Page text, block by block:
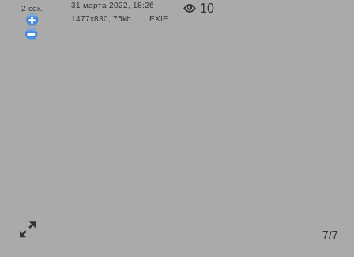
2 сек.
31 марта 2022, 18:26
1477x830, 75kb
EXIF
10
7/7